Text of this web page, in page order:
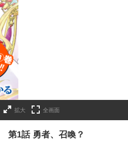
拡大 全画面
第1話 勇者、召喚？